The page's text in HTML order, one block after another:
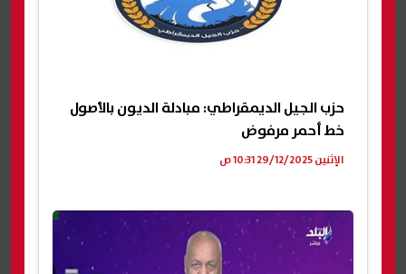
حزب الجيل الديمقراطي: مبادلة الديون بالأصول
خط أحمر مرفوض
الإثنين 29/12/2025 10:31 ص